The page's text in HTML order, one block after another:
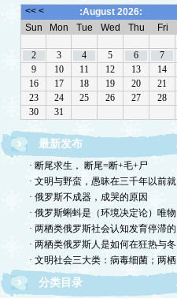
最新发布
· 断尾求生， 断尾=断+毛+尸
· 文明与野蛮，愚昧在三千年以前就
· 俄罗斯不成器，成哭的原因
· 俄罗斯蝌蚪是（环境决定论）唯物
· 两栖类俄罗斯社会认知发育停滞的
· 两栖类俄罗斯人是如何在狂热与冬
· 文明社会三大类：病毒细菌；两栖
分类目录